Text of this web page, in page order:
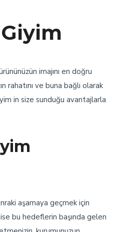
imajını en doğru
rahatını ve buna bağlı olarak
in size sunduğu avantajlarla
aşamaya geçmek için
bu hedeflerin başında gelen